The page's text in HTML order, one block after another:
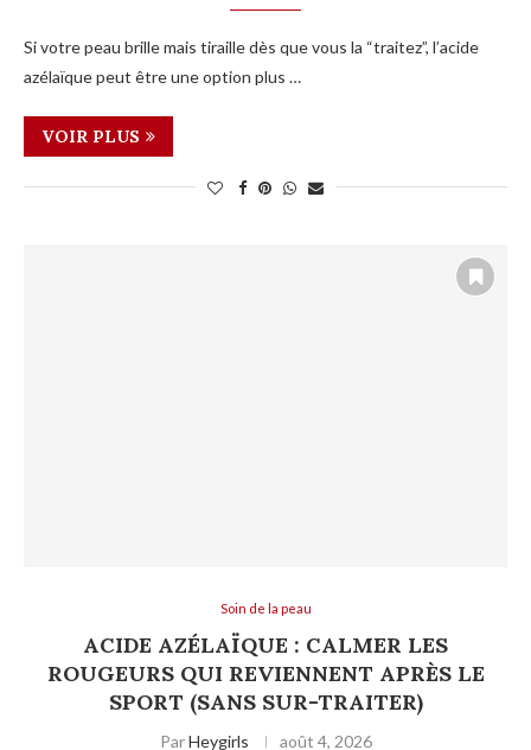
Si votre peau brille mais tiraille dès que vous la “traitez”, l’acide
azélaïque peut être une option plus …
VOIR PLUS
Soin de la peau
ACIDE AZÉLAÏQUE : CALMER LES
ROUGEURS QUI REVIENNENT APRÈS LE
SPORT (SANS SUR-TRAITER)
ParHeygirls août 4, 2026